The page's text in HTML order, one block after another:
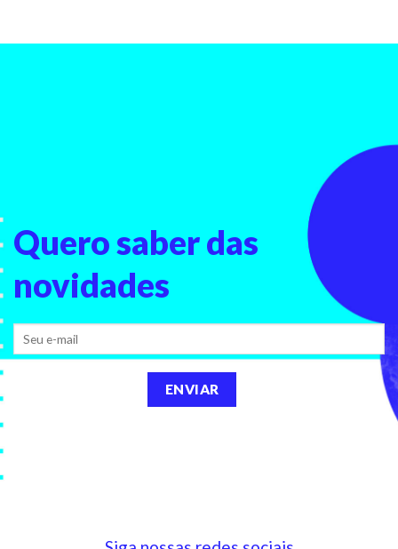
Quero saberdas
novidades